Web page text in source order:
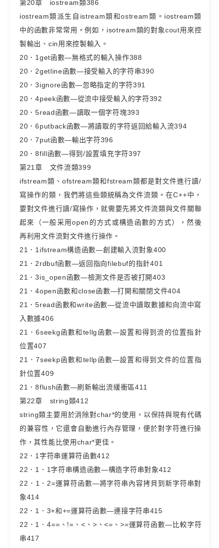
第20章 iostream類386
iostream類派生自istream類和ostream類。iostream類
中的函數非常常用。例如，isotream類的對象cout用來控
製輸出、cin用來控製輸入。
20．1get函數—無格式的輸入操作388
20．2getline函數—接受輸入的字符串390
20．3ignore函數—忽略指定的字符391
20．4peek函數—從流中接受輸入的字符392
20．5read函數—讀取一個字符塊393
20．6putback函數—將讀取的字符返回給輸入流394
20．7put函數—輸出字符396
20．8fill函數—得到/設置填充字符397
第21章 文件流類399
ifstream類、ofstream類和fstream類都是對文件進行讀/
寫操作的類，我們將這些類統稱為文件流類。在C++中，
要對文件進行讀/寫操作，就需要先將文件流類與文件關聯
起來（一般采用open的方式或構造函數的方式），然後
再利用文件流對文件進行操作。
21．1ifstream構造函數—創建輸入流對象400
21．2rdbuf函數—返回指向filebuf的指針401
21．3is_open函數—檢測文件是否被打開403
21．4open函數和close函數—打開和關閉文件404
21．5read函數和write函數—從流中讀取數據和向流中寫
入數據406
21．6seekg函數和tellg函數—設置和得到流的位置指針
位置407
21．7seekp函數和tellp函數—設置和得到文件的位置指
針位置409
21．8flush函數—刷新輸出流緩衝區411
第22章 string類412
string類主要用於消除對char*的使用，以保持與現有代碼
的兼容性，它還會自動進行內存管理，便於對字符進行操
作，其性能比使用char*更佳。
22．1字符串運算符函數412
22．1．1字符串構造函數—構造字符串對象412
22．1．2=運算符函數—將字符串內容拷貝到新字符串對
象414
22．1．3+和+=運算符函數—連接字符串415
22．1．4==、!=、<、>、<=、>=運算符函數—比較字符
串417